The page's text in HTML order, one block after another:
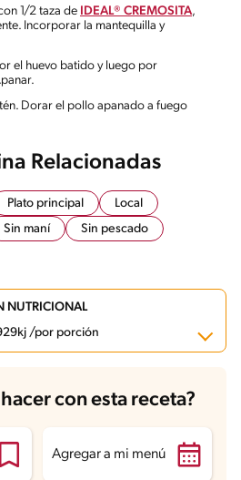
1/2 taza de IDEAL® CREMOSITA,
Incorporar la mantequilla y
el huevo batido y luego por
Dorar el pollo apanado a fuego
Relacionadas
Plato principal
Local
Sin maní
Sin pescado
NUTRICIONAL
/por porción
53.2 g
3.5 g
con esta receta?
Agregar a mi menú